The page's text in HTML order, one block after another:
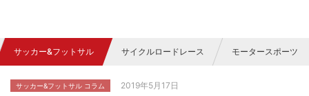
サッカー&フットサル サイクルロードレース モータースポーツ
サッカー&フットサル コラム 2019年5月17日